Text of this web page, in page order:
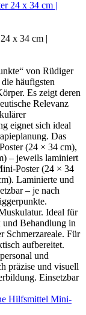
x 34 cm |
von Rüdiger
häufigsten
Es zeigt deren
Relevanz
eignet sich ideal
Das
(24 × 34 cm),
– jeweils laminiert
Poster (24 × 34
Laminierte und
– je nach
Ideal für
Behandlung in
Schmerzareale. Für
aufbereitet.
und
präzise und visuell
Einsetzbar